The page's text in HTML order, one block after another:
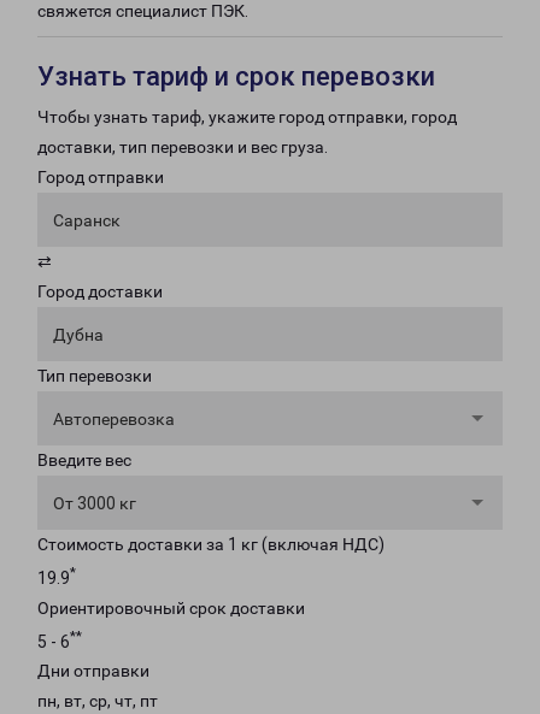
свяжется специалист ПЭК.
Узнать тариф и срок перевозки
Чтобы узнать тариф, укажите город отправки, город
доставки, тип перевозки и вес груза.
Город отправки
Саранск
⇄
Город доставки
Дубна
Тип перевозки
Автоперевозка
Введите вес
От 3000 кг
Стоимость доставки за 1 кг (включая НДС)
19.9*
Ориентировочный срок доставки
5 - 6**
Дни отправки
пн, вт, ср, чт, пт